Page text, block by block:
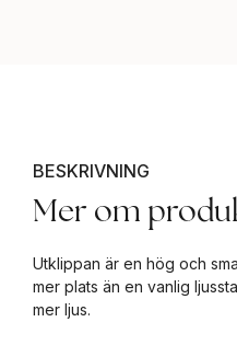
BESKRIVNING
Mer om
Utklippan är en hög och
mer plats än en vanlig
mer ljus.